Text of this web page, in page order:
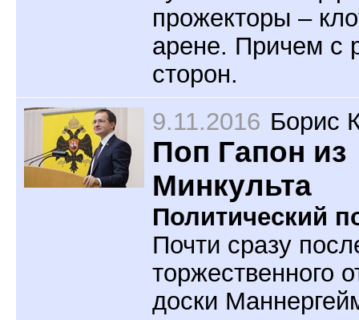
прожекторы –
арене. Причем с
сторон.
9.11.2016 Борис
Поп Гапон из
Минкульта
Политический
Почти сразу
торжественного
доски